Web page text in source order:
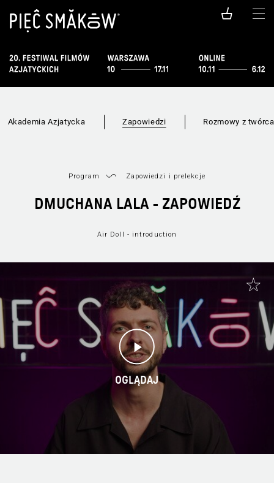
Akademia Azjatycka Zapowiedzi Rozmowy z
Program Zapowiedzi i prelekcje
DMUCHANA LALA - ZAPOWIEDŹ
Air Doll - introduction
OGLĄDAJ